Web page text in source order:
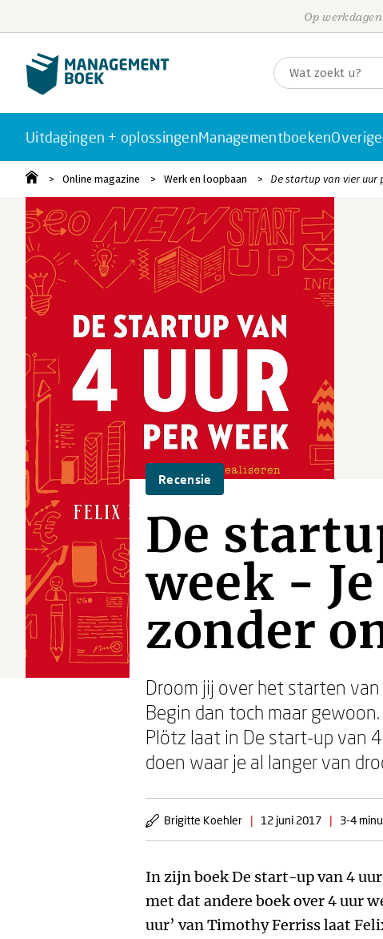
Op
Uitdagingen + oplossingenManagementboeken
Online magazine Werk en loopbaan De startup van vier uur
Recensie
De
week -
zonder
Droom jij over het starten
Begin dan toch maar
Plötz laat in De start-up van
doen waar je al langer van
Brigitte Koehler | 12 juni 2017 | 3-4
In zijn boek De start-up van 4
met dat andere boek over 4 uur
uur’ van Timothy Ferriss laat